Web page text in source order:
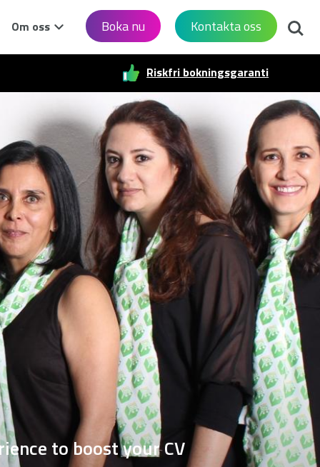
Om oss Boka nu Kontakta oss Sök
Riskfri bokningsgaranti
to boost your CV